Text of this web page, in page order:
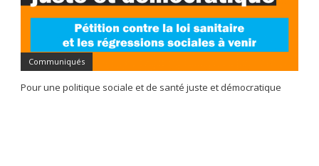
Communiqués
Pour une politique sociale et de santé juste et démocratique